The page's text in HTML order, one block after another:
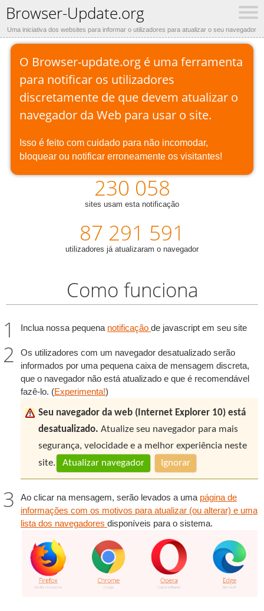
Browser-Update.org
Uma iniciativa dos websites para informar o utilizadores para atualizar o seu navegador
O Browser-update.org é uma ferramenta
para notificar os utilizadores
discretamente de que devem atualizar o
navegador da Web para usar o site.
Isso é feito com cuidado para não incomodar,
bloquear ou notificar erroneamente os visitantes!
230 058
sites usam esta notificação
87 291 591
utilizadores já atualizaram o navegador
Como funciona
Inclua nossa pequena notificação de javascript em seu site
Os utilizadores com um navegador desatualizado serão
informados por uma pequena caixa de mensagem discreta,
que o navegador não está atualizado e que é recomendável
fazê-lo. (Experimenta!)
Seu navegador da web (Internet Explorer 10) está
desatualizado. Atualize seu navegador para mais
segurança, velocidade e a melhor experiência neste
site.
Atualizar navegador Ignorar
Ao clicar na mensagem, serão levados a uma página de
informações com os motivos para atualizar (ou alterar) e uma
lista dos navegadores disponíveis para o sistema.